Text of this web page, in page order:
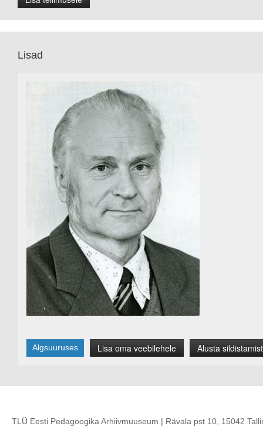
Lisad
Algsuuruses Lisa oma veebilehele Alusta sildistamist
TLÜ Eesti Pedagoogika Arhiivmuuseum | Rävala pst 10, 15042